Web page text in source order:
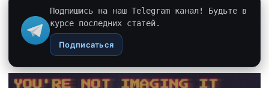
Подпишись на наш Telegram канал! Будьте в
курсе последних статей.
Подписаться